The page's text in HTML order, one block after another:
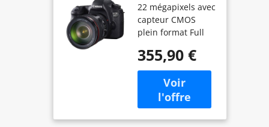
Numérique -
20,2 MP - Noir
22 mégapixels avec
capteur CMOS
plein format Full
commande
manuelle 8,11 cm
(3,2 pouces) avec
une résolution de
1.040.000 pixels
Contenu de la
355,90 €